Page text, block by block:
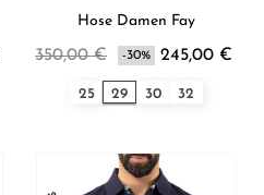
Hose Damen Fay
350,00 € -30% 245,00 €
25 29 30 32